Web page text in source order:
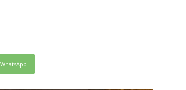
WhatsApp